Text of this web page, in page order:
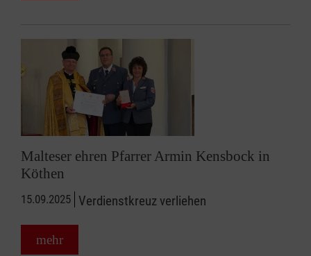
Malteser ehren Pfarrer Armin Kensbock in
Köthen
15.09.2025 Verdienstkreuz verliehen
mehr